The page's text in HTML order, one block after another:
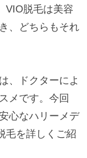
VIO脱毛は美容
、どちらもそれ
、ドクターによ
メです。今回
心なハリーメデ
毛を詳しくご紹